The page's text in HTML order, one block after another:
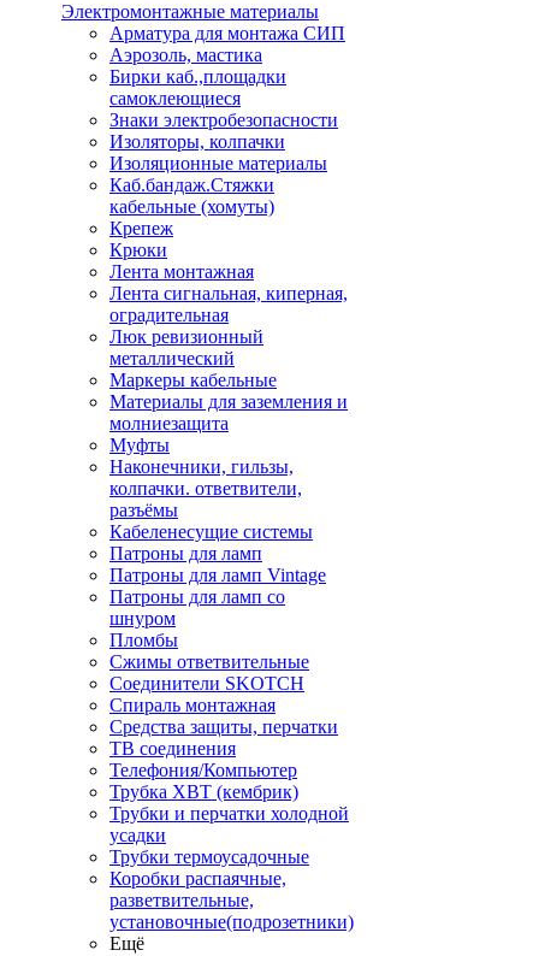
Электромонтажные материалы
Арматура для монтажа СИП
Аэрозоль, мастика
Бирки каб.,площадки
самоклеющиеся
Знаки электробезопасности
Изоляторы, колпачки
Изоляционные материалы
Каб.бандаж.Стяжки
кабельные (хомуты)
Крепеж
Крюки
Лента монтажная
Лента сигнальная, киперная,
оградительная
Люк ревизионный
металлический
Маркеры кабельные
Материалы для заземления и
молниезащита
Муфты
Наконечники, гильзы,
колпачки. ответвители,
разъёмы
Кабеленесущие системы
Патроны для ламп
Патроны для ламп Vintage
Патроны для ламп со
шнуром
Пломбы
Сжимы ответвительные
Соединители SKOTCH
Спираль монтажная
Средства защиты, перчатки
ТВ соединения
Телефония/Компьютер
Трубка ХВТ (кембрик)
Трубки и перчатки холодной
усадки
Трубки термоусадочные
Коробки распаячные,
разветвительные,
установочные(подрозетники)
Ещё